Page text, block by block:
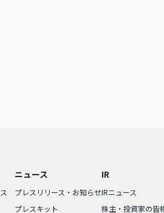
ニュース
プレスリリース・お知らせ
プレスキット
IR
IRニュース
株主・投資家の皆